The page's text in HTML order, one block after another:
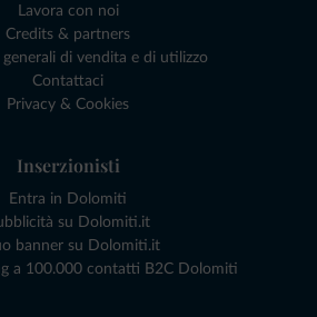
Lavora con noi
Credits & partners
generali di vendita e di utilizzo
Contattaci
Privacy & Cookies
Inserzionisti
Entra in Dolomiti
su Dolomiti.it
banner su Dolomiti.it
a 100.000 contatti B2C Dolomiti